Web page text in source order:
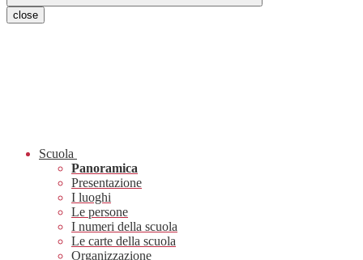
close
Scuola
Panoramica
Presentazione
I luoghi
Le persone
I numeri della scuola
Le carte della scuola
Organizzazione